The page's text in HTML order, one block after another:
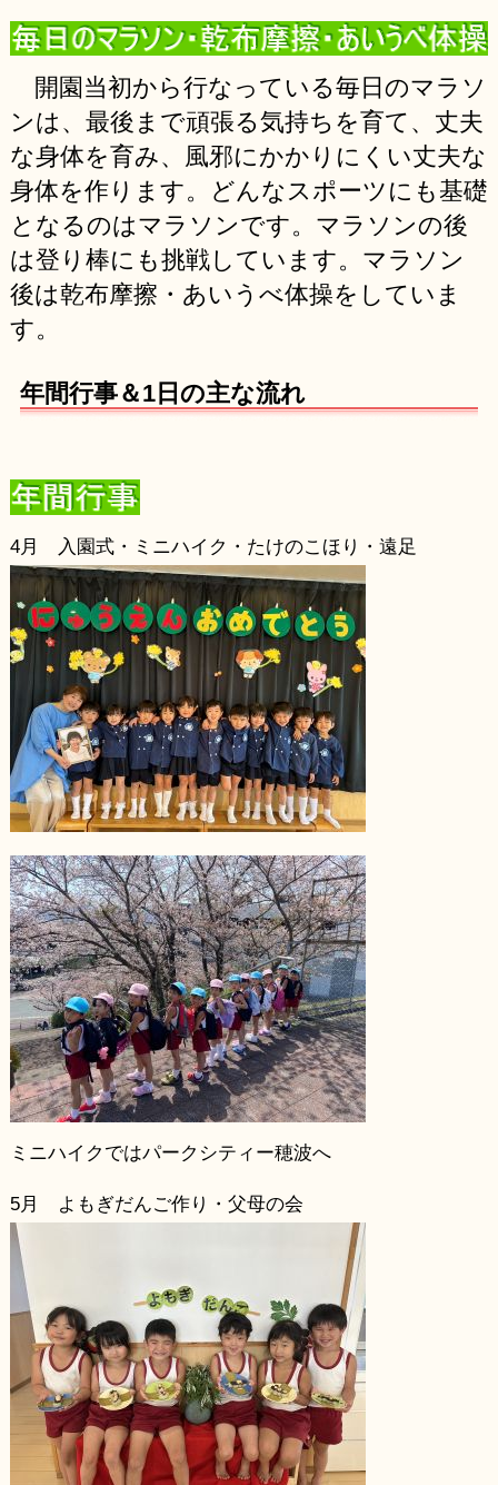
開園当初から行なっている毎日のマラソ
ンは、最後まで頑張る気持ちを育て、丈夫
な身体を育み、風邪にかかりにくい丈夫な
身体を作ります。どんなスポーツにも基礎
となるのはマラソンです。マラソンの後
は登り棒にも挑戦しています。マラソン
後は乾布摩擦・あいうべ体操をしていま
す。
年間行事＆1日の主な流れ
4月 入園式・ミニハイク・たけのこほり・遠足
ミニハイクではパークシティー穂波へ
5月 よもぎだんご作り・父母の会